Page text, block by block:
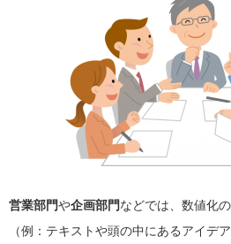
営業部門や企画部門などでは、数値化
（例：テキストや頭の中にあるアイデ